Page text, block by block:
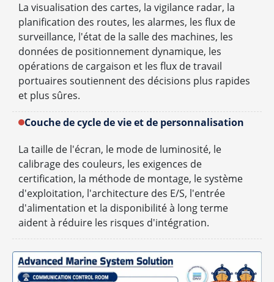
La visualisation des cartes, la vigilance radar, la
planification des routes, les alarmes, les flux de
surveillance, l'état de la salle des machines, les
données de positionnement dynamique, les
opérations de cargaison et les flux de travail
portuaires soutiennent des décisions plus rapides
et plus sûres.
Couche de cycle de vie et de personnalisation
La taille de l'écran, le mode de luminosité, le
calibrage des couleurs, les exigences de
certification, la méthode de montage, le système
d'exploitation, l'architecture des E/S, l'entrée
d'alimentation et la disponibilité à long terme
aident à réduire les risques d'intégration.